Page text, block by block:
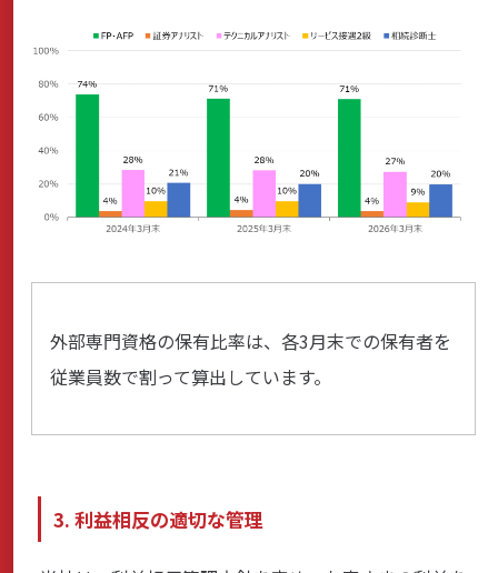
外部専門資格の保有比率は、各3月末での保有者を
従業員数で割って算出しています。
3. 利益相反の適切な管理